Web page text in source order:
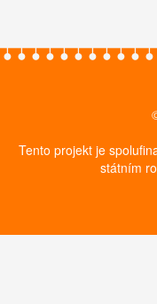
Tento projekt je
státním